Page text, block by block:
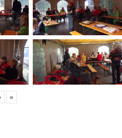
»